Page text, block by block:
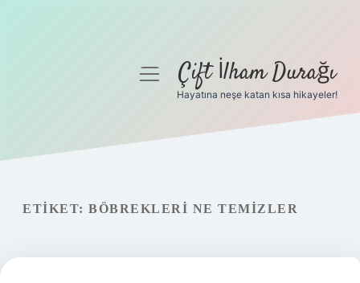
Gizlilik Politikası
menüyüÇift İlham Durağı
Hayatına neşe katan kısa hikayeler!
ETIKET: BÖBREKLERI NE TEMIZLER